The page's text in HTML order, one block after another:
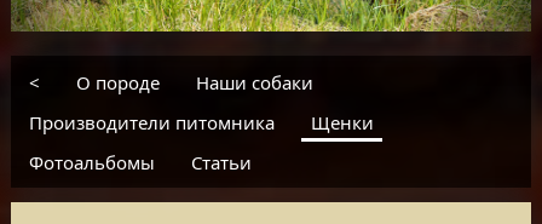
< О породе
Наши собаки
Производители питомника
Щенки
Фотоальбомы
Статьи